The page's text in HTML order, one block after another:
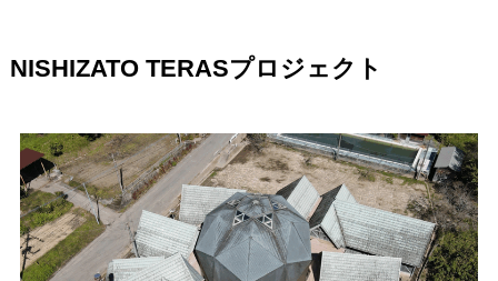
NISHIZATO TERASプロジェクト